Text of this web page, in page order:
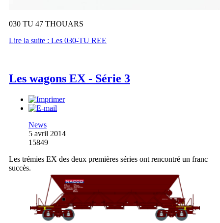
030 TU 47 THOUARS
Lire la suite : Les 030-TU REE
Les wagons EX - Série 3
News
5 avril 2014
15849
Les trémies EX des deux premières séries ont rencontré un franc
succès.